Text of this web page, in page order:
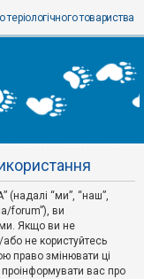
теріологічного товариства
“ми”, “наш”,
forum”), ви
Якщо ви не
не користуйтесь
право змінювати ці
вас про